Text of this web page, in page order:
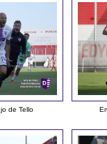
de Tello